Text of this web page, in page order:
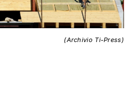
(Archivio Ti-Press)